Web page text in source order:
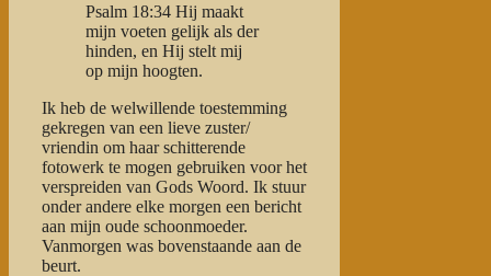
Psalm 18:34 Hij maakt
mijn voeten gelijk als der
hinden, en Hij stelt mij
op mijn hoogten.
Ik heb de welwillende toestemming
gekregen van een lieve zuster/
vriendin om haar schitterende
fotowerk te mogen gebruiken voor het
verspreiden van Gods Woord. Ik stuur
onder andere elke morgen een bericht
aan mijn oude schoonmoeder.
Vanmorgen was bovenstaande aan de
beurt.